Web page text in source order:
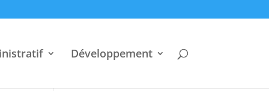
Développement